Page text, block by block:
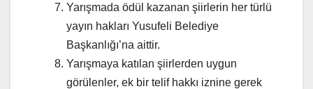
Yarışmada ödül kazanan şiirlerin her türlü
yayın hakları Yusufeli Belediye
Başkanlığı’na aittir.
Yarışmaya katılan şiirlerden uygun
görülenler, ek bir telif hakkı iznine gerek